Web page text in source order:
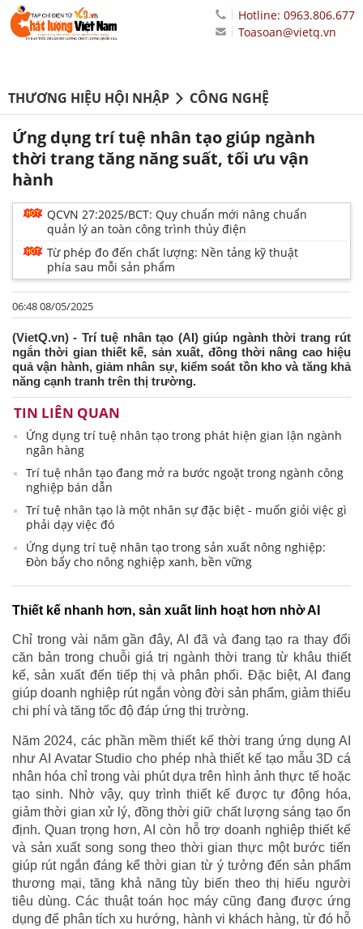
Hotline: 0963.806.677
Toasoan@vietq.vn
THƯƠNG HIỆU HỘI NHẬP CÔNG NGHỆ
Ứng dụng trí tuệ nhân tạo giúp ngành
thời trang tăng năng suất, tối ưu vận
hành
QCVN 27:2025/BCT: Quy chuẩn mới nâng chuẩn
quản lý an toàn công trình thủy điện
Từ phép đo đến chất lượng: Nền tảng kỹ thuật
phía sau mỗi sản phẩm
06:48 08/05/2025
(VietQ.vn) - Trí tuệ nhân tạo (AI) giúp ngành thời trang rút
ngắn thời gian thiết kế, sản xuất, đồng thời nâng cao hiệu
quả vận hành, giảm nhân sự, kiểm soát tồn kho và tăng khả
năng cạnh tranh trên thị trường.
TIN LIÊN QUAN
Ứng dụng trí tuệ nhân tạo trong phát hiện gian lận ngành
ngân hàng
Trí tuệ nhân tạo đang mở ra bước ngoặt trong ngành công
nghiệp bán dẫn
Trí tuệ nhân tạo là một nhân sự đặc biệt - muốn giỏi việc gì
phải dạy việc đó
Ứng dụng trí tuệ nhân tạo trong sản xuất nông nghiệp:
Đòn bẩy cho nông nghiệp xanh, bền vững
Thiết kế nhanh hơn, sản xuất linh hoạt hơn nhờ AI
Chỉ trong vài năm gần đây, AI đã và đang tạo ra thay đổi
căn bản trong chuỗi giá trị ngành thời trang từ khâu thiết
kế, sản xuất đến tiếp thị và phân phối. Đặc biệt, AI đang
giúp doanh nghiệp rút ngắn vòng đời sản phẩm, giảm thiểu
chi phí và tăng tốc độ đáp ứng thị trường.
Năm 2024, các phần mềm thiết kế thời trang ứng dụng AI
như AI Avatar Studio cho phép nhà thiết kế tạo mẫu 3D cá
nhân hóa chỉ trong vài phút dựa trên hình ảnh thực tế hoặc
tạo sinh. Nhờ vậy, quy trình thiết kế được tự động hóa,
giảm thời gian xử lý, đồng thời giữ chất lượng sáng tạo ổn
định. Quan trọng hơn, AI còn hỗ trợ doanh nghiệp thiết kế
và sản xuất song song theo thời gian thực một bước tiến
giúp rút ngắn đáng kể thời gian từ ý tưởng đến sản phẩm
thương mại, tăng khả năng tùy biến theo thị hiếu người
tiêu dùng. Các thuật toán học máy cũng đang được ứng
dụng để phân tích xu hướng, hành vi khách hàng, từ đó hỗ